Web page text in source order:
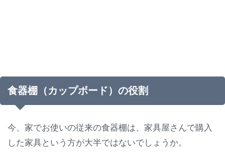
食器棚（カップボード）の役割
今、家でお使いの従来の食器棚は、家具屋さんで購入
した家具という方が大半ではないでしょうか。